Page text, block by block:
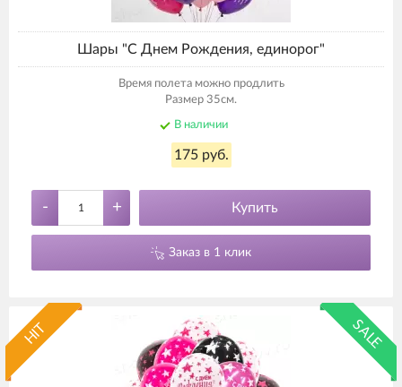
Шары "С Днем Рождения, единорог"
Время полета можно продлить
Размер 35см.
В наличии
175 руб.
- + Купить
Заказ в 1 клик
SALE
HIT